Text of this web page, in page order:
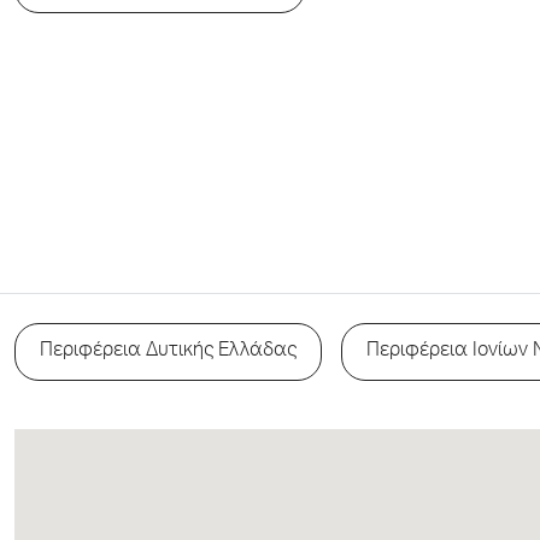
Περιφέρεια Δυτικής Ελλάδας Περιφέρεια